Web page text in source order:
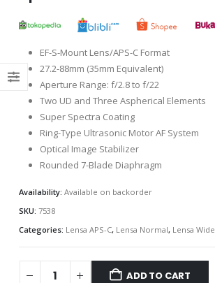
EF-S-Mount Lens/APS-C Format
27.2-88mm (35mm Equivalent)
Aperture Range: f/2.8 to f/22
Two UD and Three Aspherical Elements
Super Spectra Coating
Ring-Type Ultrasonic Motor AF System
Optical Image Stabilizer
Rounded 7-Blade Diaphragm
Availability: Available on backorder
SKU: 7538
Categories: Lensa APS-C, Lensa Normal, Lensa Wide
ADD TO CART